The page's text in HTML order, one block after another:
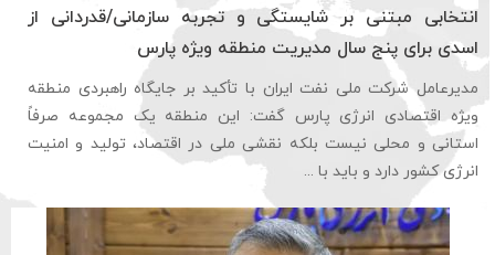
سرپرست سازمان منطقه ویژه پارس با تأکید بر ضرورت ارتقای
بهره‌وری و استفاده از ظرفیت سرمایه‌های انسانی، گفت: مسیر آینده
سازمان بر مبنای یک نقشه راه علمی، کلان‌نگر و مبتنی بر شاخص‌های
قابل ارزیابی ترسیم ...